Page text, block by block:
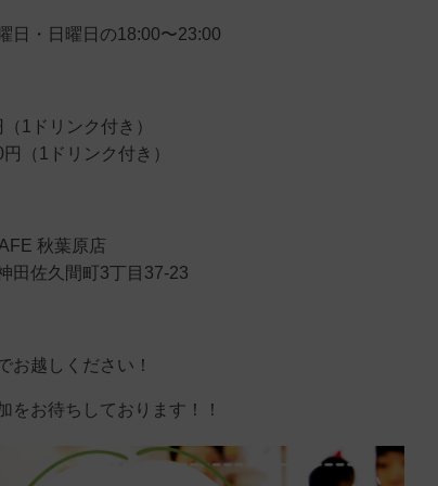
日・日曜日の18:00〜23:00
1ドリンク付き）
（1ドリンク付き）
秋葉原店
田佐久間町3丁目37-23
お越しください！
をお待ちしております！！